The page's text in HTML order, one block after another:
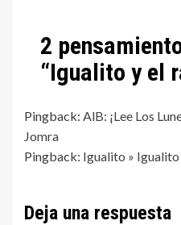
2
“Igualito y el
Pingback: AlB: ¡Lee Los
Jomra
Pingback: Igualito » Igualito
Deja una respuesta